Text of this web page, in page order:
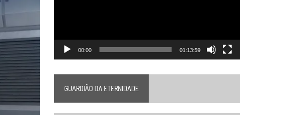
00:00 01:13:59
GUARDIÃO DA ETERNIDADE